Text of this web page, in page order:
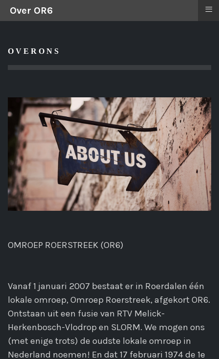
O V E R O N S
OMROEP ROERSTREEK (OR6)
Vanaf 1 januari 2007 bestaat er in Roerdalen één
lokale omroep, Omroep Roerstreek, afgekort OR6.
Ontstaan uit een fusie van RTV Melick-
Herkenbosch-Vlodrop en SLORM. We mogen ons
(met enige trots) de oudste lokale omroep in
Nederland noemen! En dat 17 februari 1974 de 1e
Over OR6 ≡